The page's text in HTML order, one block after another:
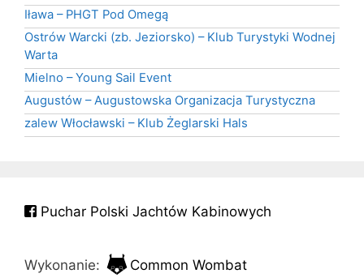
Iława – PHGT Pod Omegą
Ostrów Warcki (zb. Jeziorsko) – Klub Turystyki Wodnej
Warta
Mielno – Young Sail Event
Augustów – Augustowska Organizacja Turystyczna
zalew Włocławski – Klub Żeglarski Hals
Puchar Polski Jachtów Kabinowych
Wykonanie: Common Wombat